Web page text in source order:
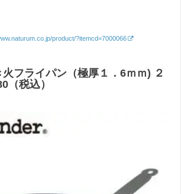
product/?itemcd=7000066
フライパン（極厚１．6ｍｍ) ２
（税込）